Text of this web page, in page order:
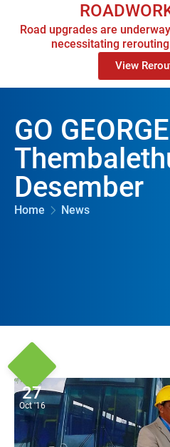
Road upgrades are
necessitating
View
GO
Desember
Home News
27
Oct '16